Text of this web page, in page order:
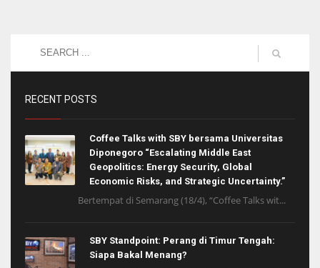
RECENT POSTS
Coffee Talks with SBY bersama Universitas
Diponegoro “Escalating Middle East
Geopolitics: Energy Security, Global
Economic Risks, and Strategic Uncertainty.”
Bertempat di Semarang (18/4), “Coffee Talks wit...
SBY Standpoint: Perang di Timur Tengah:
Siapa Bakal Menang?